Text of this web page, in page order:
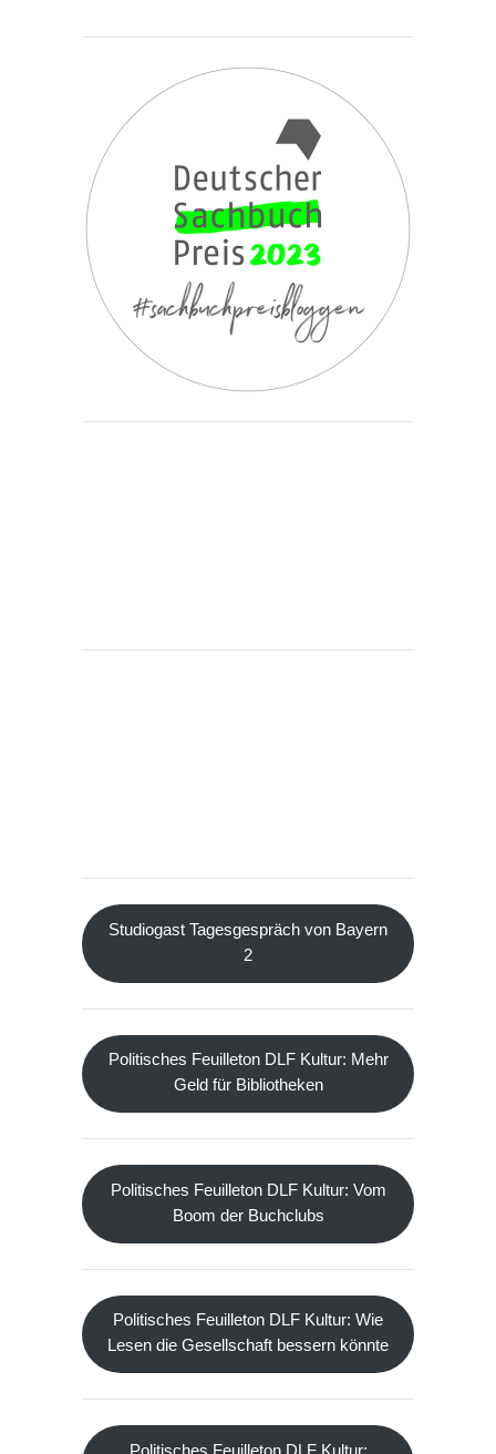
Studiogast Tagesgespräch von Bayern
2
Politisches Feuilleton DLF Kultur: Mehr
Geld für Bibliotheken
Politisches Feuilleton DLF Kultur: Vom
Boom der Buchclubs
Politisches Feuilleton DLF Kultur: Wie
Lesen die Gesellschaft bessern könnte